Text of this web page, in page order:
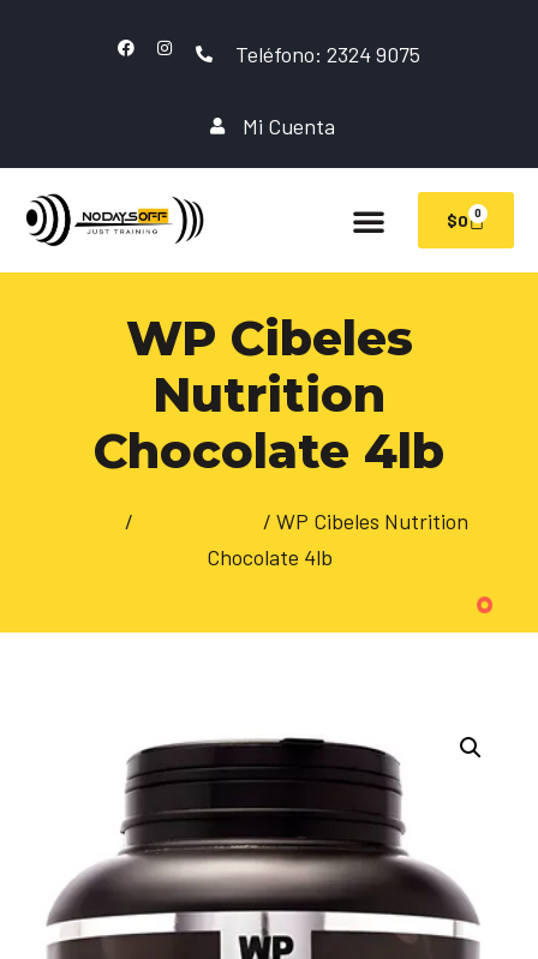
Teléfono: 2324 9075
Mi Cuenta
$0 0
WP Cibeles
Nutrition
Chocolate 4lb
/
/ WP Cibeles Nutrition
Chocolate 4lb